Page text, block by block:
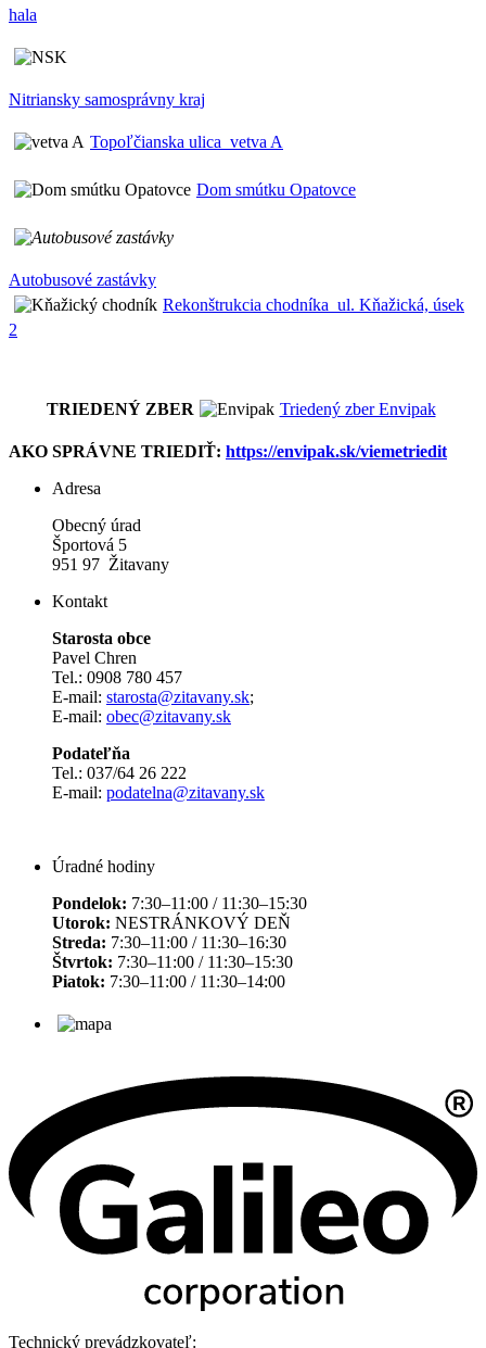
hala
Nitriansky samosprávny kraj
Topoľčianska ulica_vetva A
Dom smútku Opatovce
Autobusové zastávky
Rekonštrukcia chodníka_ul. Kňažická, úsek
2
TRIEDENÝ ZBER Triedený zber Envipak
AKO SPRÁVNE TRIEDIŤ: https://envipak.sk/viemetriedit
Adresa
Obecný úrad
Športová 5
951 97 Žitavany
Kontakt
Starosta obce
Pavel Chren
Tel.: 0908 780 457
E-mail: starosta@zitavany.sk;
E-mail: obec@zitavany.sk
Podateľňa
Tel.: 037/64 26 222
E-mail: podatelna@zitavany.sk
Úradné hodiny
Pondelok: 7:30–11:00 / 11:30–15:30
Utorok: NESTRÁNKOVÝ DEŇ
Streda: 7:30–11:00 / 11:30–16:30
Štvrtok: 7:30–11:00 / 11:30–15:30
Piatok: 7:30–11:00 / 11:30–14:00
Technický prevádzkovateľ: